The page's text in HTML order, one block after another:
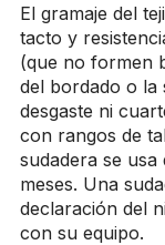
El gramaje del
tacto y
(que no formen
del bordado o la
desgaste ni
con rangos de
sudadera se
meses. Una
declaración del
con su equipo.